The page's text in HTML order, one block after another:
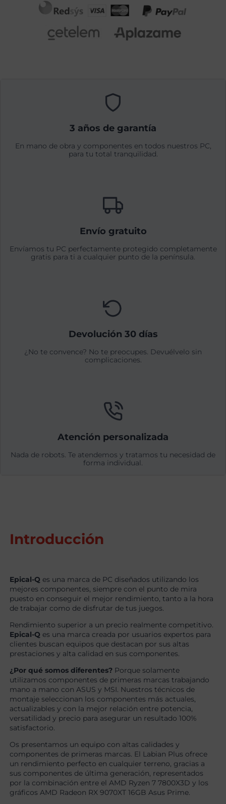
3 años de garantía
En mano de obra y componentes en todos nuestros PC,
para tu total tranquilidad.
Envío gratuito
Envíamos tu PC perfectamente protegido completamente
gratis para ti a cualquier punto de la península.
Devolución 30 días
¿No te convence? No te preocupes. Devuélvelo sin
complicaciones.
Atención personalizada
Nada de robots. Te atendemos y tratamos tu necesidad de
forma individual.
Introducción
Epical-Q es una marca de PC diseñados utilizando los
mejores componentes, siempre con el punto de mira
puesto en conseguir el mejor rendimiento, tanto a la hora
de trabajar como de disfrutar de tus juegos.
Rendimiento superior a un precio realmente competitivo.
Epical-Q es una marca creada por usuarios expertos para
clientes buscan equipos que destacan por sus altas
prestaciones y alta calidad en sus componentes.
¿Por qué somos diferentes? Porque solamente
utilizamos componentes de primeras marcas trabajando
mano a mano con ASUS y MSI. Nuestros técnicos de
montaje seleccionan los componentes más actuales,
actualizables y con la mejor relación entre potencia,
versatilidad y precio para asegurar un resultado 100%
satisfactorio.
Os presentamos un equipo con altas calidades y
componentes de primeras marcas. El Labian Plus ofrece
un rendimiento perfecto en cualquier terreno, gracias a
sus componentes de última generación, representados
por la combinación entre el AMD Ryzen 7 7800X3D y los
gráficos AMD Radeon RX 9070XT 16GB Asus Prime.